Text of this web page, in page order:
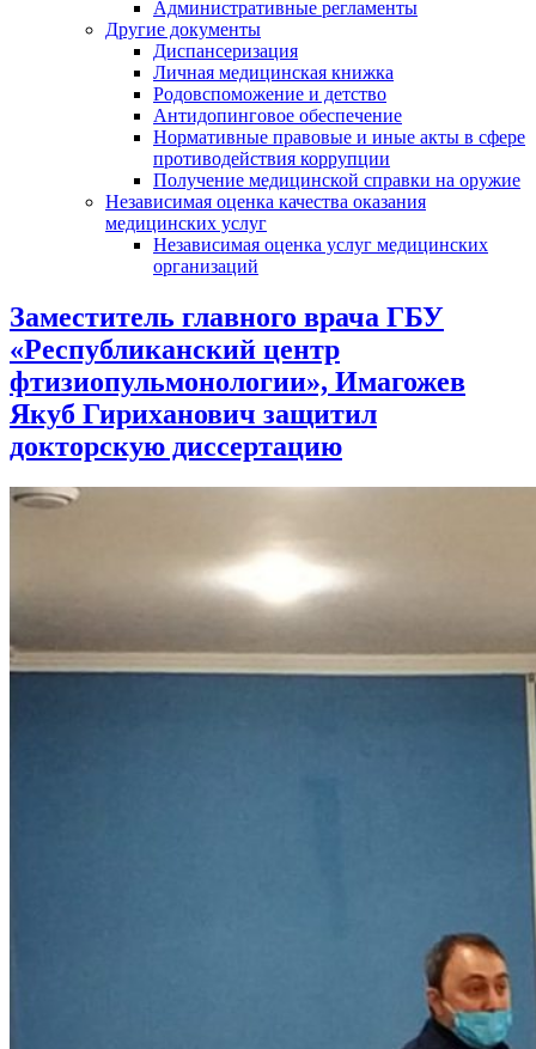
Административные регламенты
Другие документы
Диспансеризация
Личная медицинская книжка
Родовспоможение и детство
Антидопинговое обеспечение
Нормативные правовые и иные акты в сфере
противодействия коррупции
Получение медицинской справки на оружие
Независимая оценка качества оказания
медицинских услуг
Независимая оценка услуг медицинскиx
организаций
Заместитель главного врача ГБУ
«Республиканский центр
фтизиопульмонологии», Имагожев
Якуб Гириханович защитил
докторскую диссертацию